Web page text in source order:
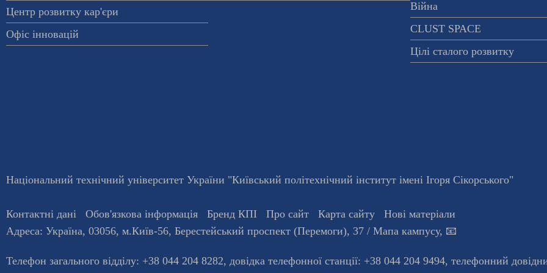
Центр розвитку кар'єри
Офіс інновацій
Війна
CLUST SPACE
Цілі сталого розвитку
Національний технічний університет України "Київський політехнічний інститут імені Ігоря Сікорського"
Контактні дані Обов'язкова інформація Бренд КПІ Про сайт Карта сайту
Нові матеріали
Адреса: Україна, 03056, м.Київ-56, Берестейський проспект (Перемоги), 37 / Мапа кампусу, 📧
Телефон загального відділу: +38 044 204 8282, довiдка телефонної станцiї: +38 044 204 9494, телефонний